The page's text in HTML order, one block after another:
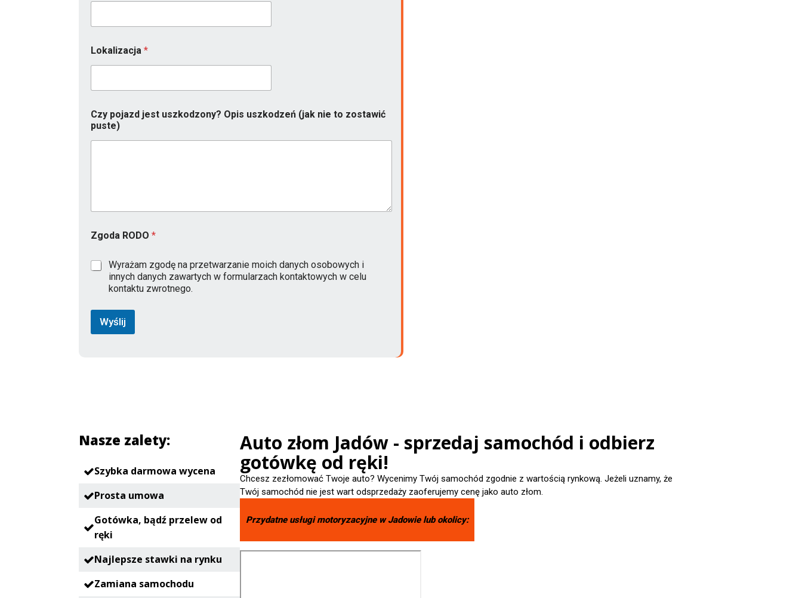
o
d
l
e
s
t
*
Lokalizacja *
Czy pojazd jest uszkodzony? Opis uszkodzeń (jak nie to zostawić
puste)
Zgoda RODO *
Wyrażam zgodę na przetwarzanie moich danych osobowych i
innych danych zawartych w formularzach kontaktowych w celu
kontaktu zwrotnego.
Wyślij
Nasze zalety:
Szybka darmowa wycena
Prosta umowa
Gotówka, bądź przelew od
ręki
Najlepsze stawki na rynku
Zamiana samochodu
Auto złom Jadów - sprzedaj samochód i odbierz
gotówkę od ręki!
Chcesz zezłomować Twoje auto? Wycenimy Twój samochód zgodnie z wartością rynkową. Jeżeli uznamy, że
Twój samochód nie jest wart odsprzedaży zaoferujemy cenę jako auto złom.
Przydatne usługi motoryzacyjne wJadowielub okolicy: